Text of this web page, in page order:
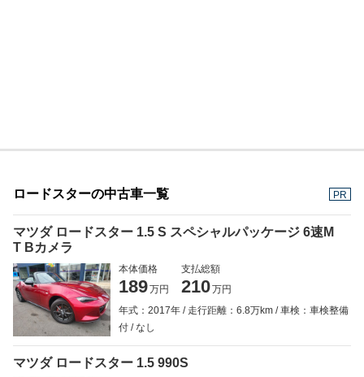
ロードスターの中古車一覧 PR
マツダ ロードスター 1.5 S スペシャルパッケージ 6速M
T Bカメラ
本体価格
189万円
支払総額
210万円
年式：2017年
走行距離：6.8万km
車検：車検整備
付
なし
マツダ ロードスター 1.5 990S